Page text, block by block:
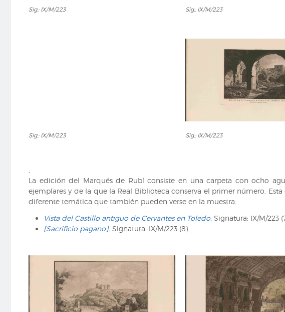
IX/M/223
Sig.: IX/M/223
IX/M/223
Sig.: IX/M/223
IX/M/223
Sig.: IX/M/223
IX/M/223
Sig.: IX/M/223
La edición del Marqués de Rubí consiste en una carpeta con ocho
ejemplares y de la que la Real Biblioteca conserva el primer número.
diferente temática que también pueden verse en la muestra:
Vista del Castillo antiguo de Cervantes en Toledo. Signatura: IX/M/223
[Sacrificio pagano]. Signatura: IX/M/223 (8)